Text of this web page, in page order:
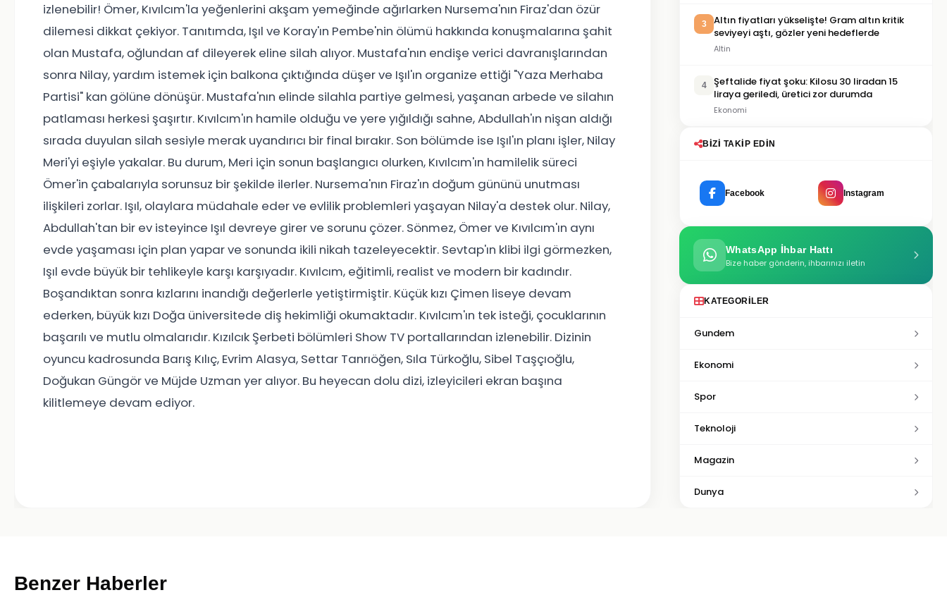
izlenebilir! Ömer, Kıvılcım'la yeğenlerini akşam yemeğinde ağırlarken Nursema'nın Firaz'dan özür
dilemesi dikkat çekiyor. Tanıtımda, Işıl ve Koray'ın Pembe'nin ölümü hakkında konuşmalarına şahit
olan Mustafa, oğlundan af dileyerek eline silah alıyor. Mustafa'nın endişe verici davranışlarından
sonra Nilay, yardım istemek için balkona çıktığında düşer ve Işıl'ın organize ettiği "Yaza Merhaba
Partisi" kan gölüne dönüşür. Mustafa'nın elinde silahla partiye gelmesi, yaşanan arbede ve silahın
patlaması herkesi şaşırtır. Kıvılcım'ın hamile olduğu ve yere yığıldığı sahne, Abdullah'ın nişan aldığı
sırada duyulan silah sesiyle merak uyandırıcı bir final bırakır. Son bölümde ise Işıl'ın planı işler, Nilay
Meri'yi eşiyle yakalar. Bu durum, Meri için sonun başlangıcı olurken, Kıvılcım'ın hamilelik süreci
Ömer'in çabalarıyla sorunsuz bir şekilde ilerler. Nursema'nın Firaz'ın doğum gününü unutması
ilişkileri zorlar. Işıl, olaylara müdahale eder ve evlilik problemleri yaşayan Nilay'a destek olur. Nilay,
Abdullah'tan bir ev isteyince Işıl devreye girer ve sorunu çözer. Sönmez, Ömer ve Kıvılcım'ın aynı
evde yaşaması için plan yapar ve sonunda ikili nikah tazeleyecektir. Sevtap'ın klibi ilgi görmezken,
Işıl evde büyük bir tehlikeyle karşı karşıyadır. Kıvılcım, eğitimli, realist ve modern bir kadındır.
Boşandıktan sonra kızlarını inandığı değerlerle yetiştirmiştir. Küçük kızı Çimen liseye devam
ederken, büyük kızı Doğa üniversitede diş hekimliği okumaktadır. Kıvılcım'ın tek isteği, çocuklarının
başarılı ve mutlu olmalarıdır. Kızılcık Şerbeti bölümleri Show TV portallarından izlenebilir. Dizinin
oyuncu kadrosunda Barış Kılıç, Evrim Alasya, Settar Tanrıöğen, Sıla Türkoğlu, Sibel Taşçıoğlu,
Doğukan Güngör ve Müjde Uzman yer alıyor. Bu heyecan dolu dizi, izleyicileri ekran başına
kilitlemeye devam ediyor.
3
Altın fiyatları yükselişte! Gram altın kritik
seviyeyi aştı, gözler yeni hedeflerde
Altin
4
Şeftalide fiyat şoku: Kilosu 30 liradan 15
liraya geriledi, üretici zor durumda
Ekonomi
BIZI TAKIP EDIN
Facebook Instagram
WhatsApp İhbar Hattı
Bize haber gönderin, ihbarınızı iletin
KATEGORILER
Gundem
Ekonomi
Spor
Teknoloji
Magazin
Dunya
Benzer Haberler